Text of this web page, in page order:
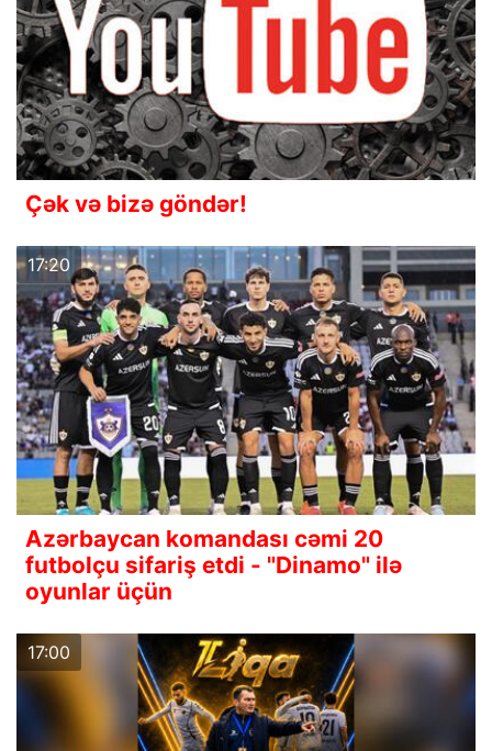
Çək və bizə göndər!
17:20
Azərbaycan komandası cəmi 20
futbolçu sifariş etdi - "Dinamo" ilə
oyunlar üçün
17:00